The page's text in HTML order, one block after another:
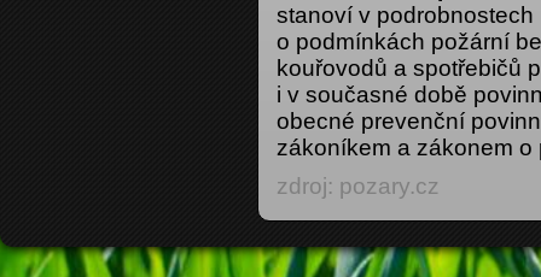
stanoví v
o podmínkách požární
kouřovodů a spotřebičů
i v současné době
obecné prevenční
zákoníkem a zákonem o
zdroj: pozary.cz